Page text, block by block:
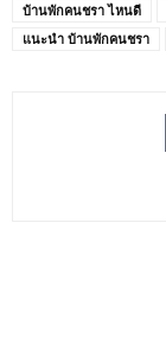
บ้านพักคนชรา ไหนดี
แนะนำ บ้านพักคนชรา